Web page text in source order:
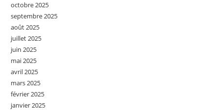
octobre 2025
septembre 2025
août 2025
juillet 2025
juin 2025
mai 2025
avril 2025
mars 2025
février 2025
janvier 2025